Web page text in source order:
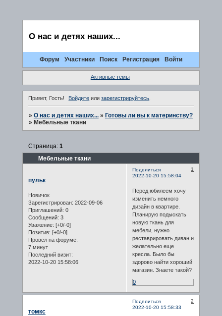
О нас и детях наших...
Форум Участники Поиск Регистрация Войти
Активные темы
Привет, Гость! Войдите илизарегистрируйтесь.
» О нас и детях наших... » Готовы ли вы к материнству?
» Мебельные ткани
Мебельные ткани
Страница: 1
Поделиться
1
2022-10-20 15:58:04
пульк
Новичок
Зарегистрирован: 2022-09-06
Приглашений: 0
Сообщений: 3
Уважение: [+0/-0]
Позитив: [+0/-0]
Провел на форуме:
7 минут
Последний визит:
2022-10-20 15:58:06
Перед юбилеем хочу
изменить немного
дизайн в квартире.
Планирую подыскать
новую ткань для
мебели, нужно
реставрировать диван и
желательно еще
кресла. Было бы
здорово найти хороший
магазин. Знаете такой?
0
Поделиться
2
2022-10-20 15:58:33
томкс